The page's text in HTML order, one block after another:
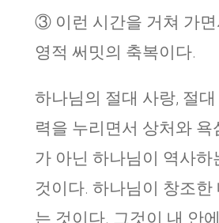
③ 이런 시간을 거쳐 가면
영적 써밋의 축복이다.
하나님의 절대 사랑, 절
력을 누리면서 상처와 욕
가 아닌 하나님이 역사하
것이다. 하나님이 창조한
는 것이다. 그것이 내 안